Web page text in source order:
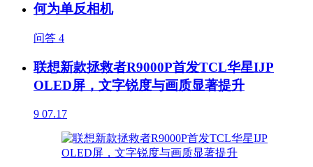
何为单反相机
问答 4
联想新款拯救者R9000P首发TCL华星IJP
OLED屏，文字锐度与画质显著提升
9 07.17